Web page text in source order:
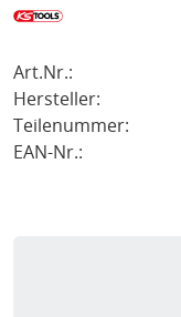
Art.Nr.:
Hersteller:
Teilenummer:
EAN-Nr.: